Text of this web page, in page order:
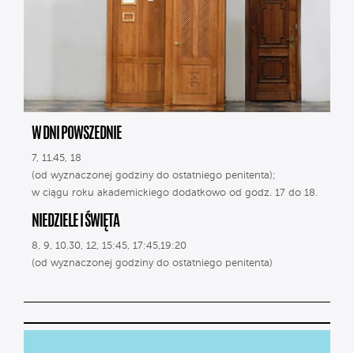
W DNI POWSZEDNIE
7, 11.45, 18
(od wyznaczonej godziny do ostatniego penitenta);
w ciągu roku akademickiego dodatkowo od godz. 17 do 18.
NIEDZIELE I ŚWIĘTA
8, 9, 10.30, 12, 15:45, 17:45,19:20
(od wyznaczonej godziny do ostatniego penitenta)